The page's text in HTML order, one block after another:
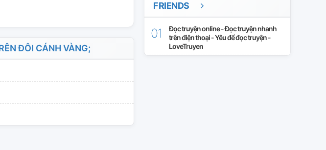
ĐÔI CÁNH VÀNG;
FRIENDS
Đọc truyện online - Đọc truyện nhanh
trên điện thoại - Yêu để đọc truyện -
LoveTruyen